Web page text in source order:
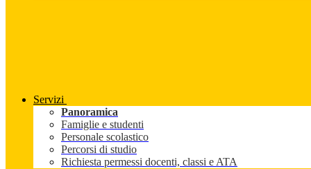
Servizi
Panoramica
Famiglie e studenti
Personale scolastico
Percorsi di studio
Richiesta permessi docenti, classi e ATA